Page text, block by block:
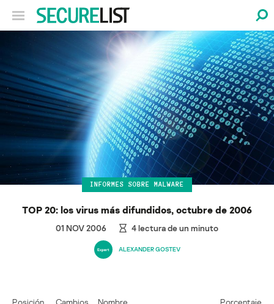
INFORMES SOBRE MALWARE
TOP 20: los virus más difundidos, octubre de 2006
01 NOV 2006 4lectura de un minuto
ALEXANDER GOSTEV
Posición
Cambios
Nombre Porcentaje